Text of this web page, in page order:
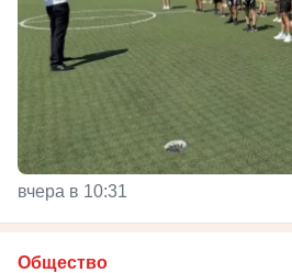
вчера в 10:31
Общество